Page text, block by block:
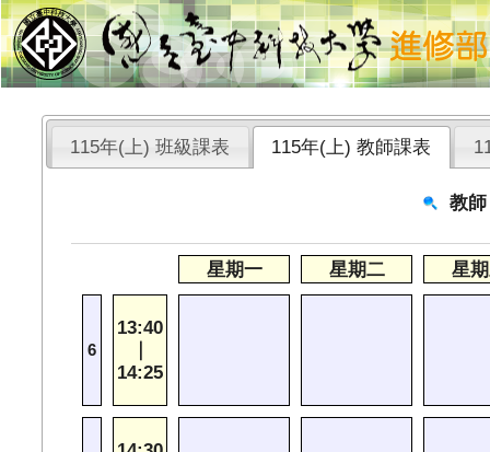
115年(上) 班級課表 115年(上) 教師課表
教師
星期一 星期二 星
6
13:40
14:25